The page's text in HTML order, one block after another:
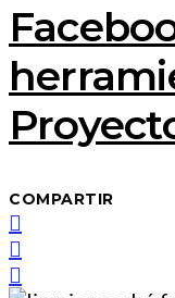
COMPARTIR